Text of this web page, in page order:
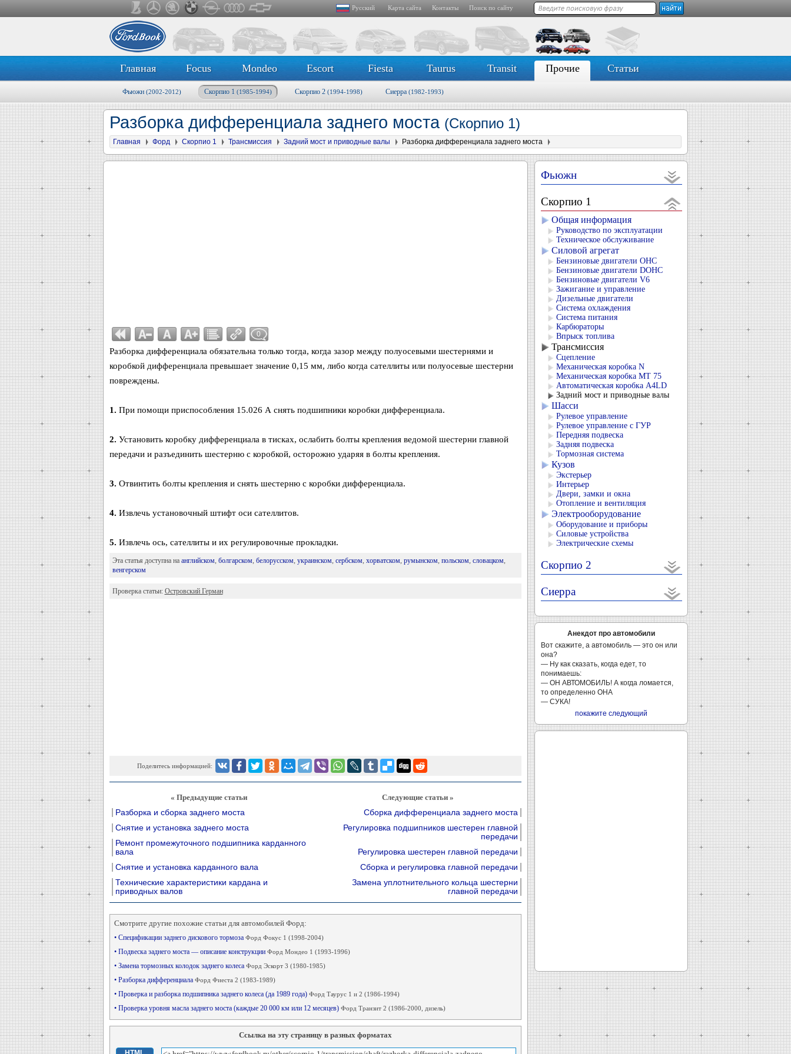
Русский Карта сайта Контакты Поиск по сайту
Главная Focus Mondeo Escort Fiesta Taurus Transit Прочие Статьи
Фьюжн (2002-2012) Скорпио 1 (1985-1994) Скорпио 2 (1994-1998) Сиерра (1982-1993)
Разборка дифференциала заднего моста (Скорпио 1)
Главная Форд Скорпио 1 Трансмиссия Задний мост и приводные валы Разборка дифференциала заднего моста
0
Разборка дифференциала обязательна только тогда, когда зазор между полуосевыми шестернями и
коробкой дифференциала превышает значение 0,15 мм, либо когда сателлиты или полуосевые шестерни
повреждены.
1. При помощи приспособления 15.026 А снять подшипники коробки дифференциала.
2. Установить коробку дифференциала в тисках, ослабить болты крепления ведомой шестерни главной
передачи и разъединить шестерню с коробкой, осторожно ударяя в болты крепления.
3. Отвинтить болты крепления и снять шестерню с коробки дифференциала.
4. Извлечь установочный штифт оси сателлитов.
5. Извлечь ось, сателлиты и их регулировочные прокладки.
Эта статья доступна на английском, болгарском, белорусском, украинском, сербском, хорватском, румынском, польском, словацком,
венгерском
Проверка статьи: Островский Герман
Поделитесь информацией:
« Предыдущие статьи
Разборка и сборка заднего моста
Снятие и установка заднего моста
Ремонт промежуточного подшипника карданного
вала
Снятие и установка карданного вала
Технические характеристики кардана и
приводных валов
Следующие статьи »
Сборка дифференциала заднего моста
Регулировка подшипников шестерен главной
передачи
Регулировка шестерен главной передачи
Сборка и регулировка главной передачи
Замена уплотнительного кольца шестерни
главной передачи
Смотрите другие похожие статьи для автомобилей Форд:
• Спецификации заднего дискового тормоза Форд Фокус 1 (1998-2004)
• Подвеска заднего моста — описание конструкции Форд Мондео 1 (1993-1996)
• Замена тормозных колодок заднего колеса Форд Эскорт 3 (1980-1985)
• Разборка дифференциала Форд Фиеста 2 (1983-1989)
• Проверка и разборка подшипника заднего колеса (да 1989 года) Форд Таурус 1 и 2 (1986-1994)
• Проверка уровня масла заднего моста (каждые 20 000 км или 12 месяцев) Форд Транзит 2 (1986-2000, дизель)
Ссылка на эту страницу в разных форматах
Фьюжн
Скорпио 1
Общая информация
Руководство по эксплуатации
Техническое обслуживание
Силовой агрегат
Бензиновые двигатели OHC
Бензиновые двигатели DOHC
Бензиновые двигатели V6
Зажигание и управление
Дизельные двигатели
Система охлаждения
Система питания
Карбюраторы
Впрыск топлива
Трансмиссия
Сцепление
Механическая коробка N
Механическая коробка МТ 75
Автоматическая коробка А4LD
Задний мост и приводные валы
Шасси
Рулевое управление
Рулевое управление с ГУР
Передняя подвеска
Задняя подвеска
Тормозная система
Кузов
Экстерьер
Интерьер
Двери, замки и окна
Отопление и вентиляция
Электрооборудование
Оборудование и приборы
Силовые устройства
Электрические схемы
Скорпио 2
Сиерра
Анекдот про автомобили
Вот скажите, а автомобиль — это он или
она?
— Ну как сказать, когда едет, то
понимаешь:
— ОН АВТОМОБИЛЬ! А когда ломается,
то определенно ОНА
— СУКА!
покажите следующий